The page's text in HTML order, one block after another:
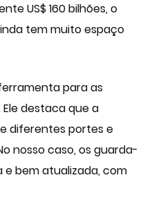
US$ 160 bilhões, o
tem muito espaço
para as
destaca que a
diferentes portes e
nosso caso, os guarda-
bem atualizada, com